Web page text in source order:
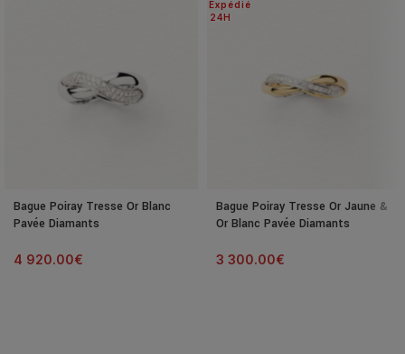
Bague Poiray Tresse Or Blanc
Pavée Diamants
4 920.00€
24H
Expédié
Bague Poiray Tresse Or Jaune &
Or Blanc Pavée Diamants
3 300.00€